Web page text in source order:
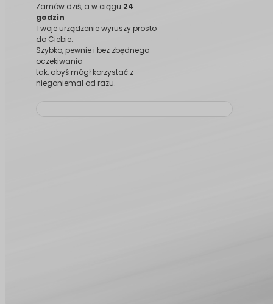
Zamów dziś, a w ciągu 24
godzin
Twoje urządzenie wyruszy prosto
do Ciebie.
Szybko, pewnie i bez zbędnego
oczekiwania –
tak, abyś mógł korzystać z
niegoniemal od razu.